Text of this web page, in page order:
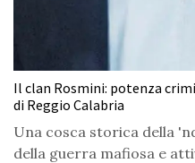
Il clan Rosmini: potenza
di Reggio Calabria
Una cosca storica della
della guerra mafiosa e